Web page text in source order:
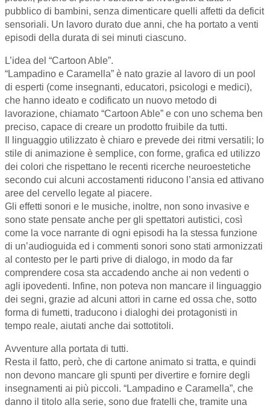
pubblico di bambini, senza dimenticare quelli affetti da deficit
sensoriali. Un lavoro durato due anni, che ha portato a venti
episodi della durata di sei minuti ciascuno.
L’idea del “Cartoon Able”.
“Lampadino e Caramella” è nato grazie al lavoro di un pool
di esperti (come insegnanti, educatori, psicologi e medici),
che hanno ideato e codificato un nuovo metodo di
lavorazione, chiamato “Cartoon Able” e con uno schema ben
preciso, capace di creare un prodotto fruibile da tutti.
Il linguaggio utilizzato è chiaro e prevede dei ritmi versatili; lo
stile di animazione è semplice, con forme, grafica ed utilizzo
dei colori che rispettano le recenti ricerche neuroestetiche
secondo cui alcuni accostamenti riducono l’ansia ed attivano
aree del cervello legate al piacere.
Gli effetti sonori e le musiche, inoltre, non sono invasive e
sono state pensate anche per gli spettatori autistici, così
come la voce narrante di ogni episodi ha la stessa funzione
di un’audioguida ed i commenti sonori sono stati armonizzati
al contesto per le parti prive di dialogo, in modo da far
comprendere cosa sta accadendo anche ai non vedenti o
agli ipovedenti. Infine, non poteva non mancare il linguaggio
dei segni, grazie ad alcuni attori in carne ed ossa che, sotto
forma di fumetti, traducono i dialoghi dei protagonisti in
tempo reale, aiutati anche dai sottotitoli.
Avventure alla portata di tutti.
Resta il fatto, però, che di cartone animato si tratta, e quindi
non devono mancare gli spunti per divertire e fornire degli
insegnamenti ai più piccoli. “Lampadino e Caramella”, che
danno il titolo alla serie, sono due fratelli che, tramite una